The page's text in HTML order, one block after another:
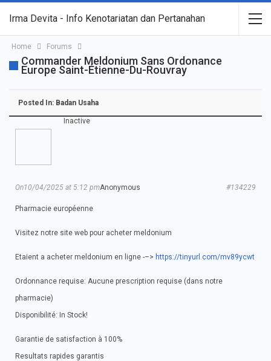
Irma Devita - Info Kenotariatan dan Pertanahan
Home Forums
Commander Meldonium Sans Ordonance
Europe Saint-Étienne-Du-Rouvray
Posted In: Badan Usaha
Inactive
Anonymous
On10/04/2025 at 5:12 pm #134229
Pharmacie européenne
Visitez notre site web pour acheter meldonium
Etaient a acheter meldonium en ligne -–> https://tinyurl.com/mv89ycwt
Ordonnance requise: Aucune prescription requise (dans notre
pharmacie)
Disponibilité: In Stock!
Garantie de satisfaction à 100%
Resultats rapides garantis